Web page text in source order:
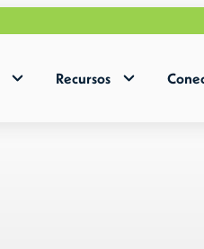
Recursos